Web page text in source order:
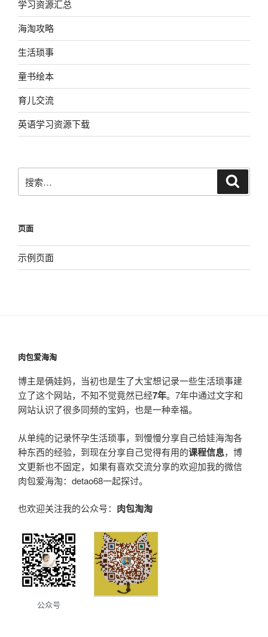
学习资源汇总
海淘攻略
生活琐事
童书绘本
育儿交流
英语学习资源下载
搜
索：
页面
示例页面
肉包爱海淘
博主是俩娃妈，当初也是生了大宝想记录一些生活琐事建
立了这个网站，不知不觉竟然已经7年。7年中通过文字和
网站认识了很多同频的宝妈，也是一种幸福。
从单纯的记录怀孕生活琐事，到慢慢分享自己给娃海淘各
种东西的经验，到现在分享自己觉得有用的课程信息，博
文更新也不固定，如果有喜欢交流分享的欢迎加我的微信
肉包爱海淘：detao68一起探讨。
也欢迎关注我的公众号： 肉包淘淘
公众号